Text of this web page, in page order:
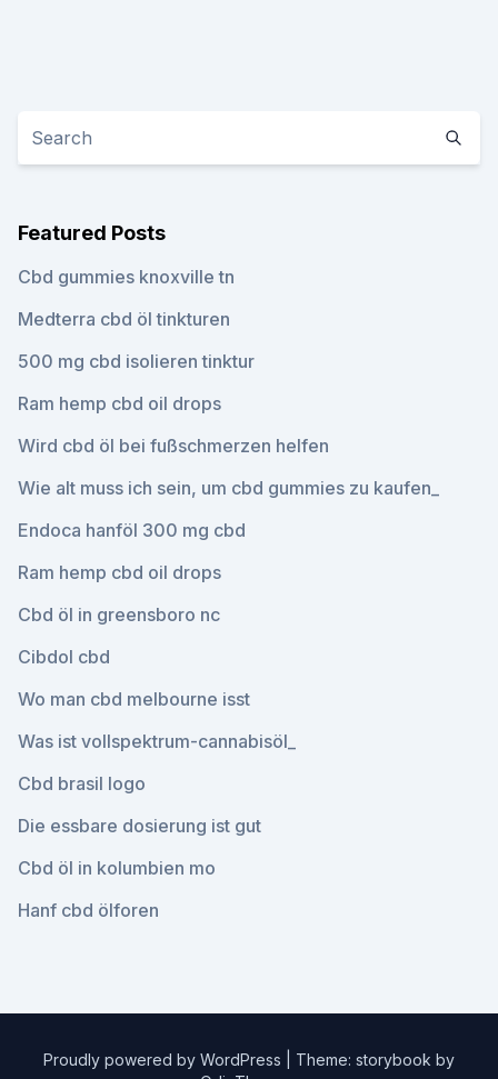
Featured Posts
Cbd gummies knoxville tn
Medterra cbd öl tinkturen
500 mg cbd isolieren tinktur
Ram hemp cbd oil drops
Wird cbd öl bei fußschmerzen helfen
Wie alt muss ich sein, um cbd gummies zu kaufen_
Endoca hanföl 300 mg cbd
Ram hemp cbd oil drops
Cbd öl in greensboro nc
Cibdol cbd
Wo man cbd melbourne isst
Was ist vollspektrum-cannabisöl_
Cbd brasil logo
Die essbare dosierung ist gut
Cbd öl in kolumbien mo
Hanf cbd ölforen
Proudly powered by WordPress
Theme: storybook by